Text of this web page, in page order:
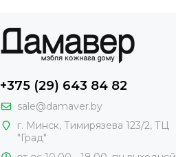
+375 (29) 643 84 82
sale@damaver.by
г. Минск, Тимирязева 123/2, ТЦ
"Град"